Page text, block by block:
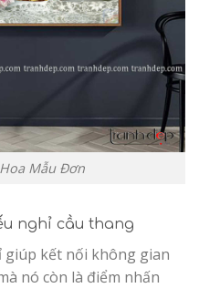
Mẫu Đơn
nghỉ cầu thang
giúp kết nối không gian
nó còn là điểm nhấn